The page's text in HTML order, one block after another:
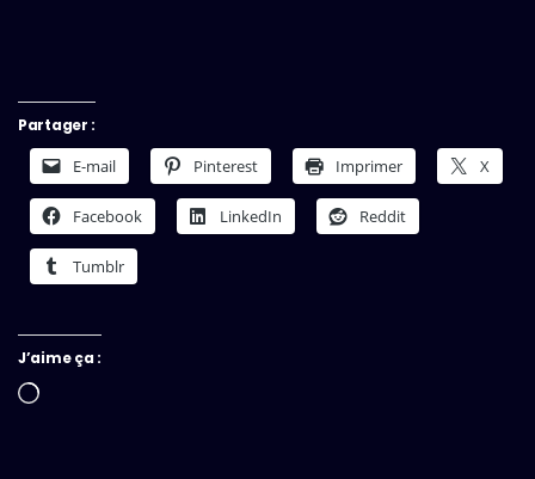
Partager :
E-mail Pinterest Imprimer X
Facebook LinkedIn Reddit
Tumblr
J’aime ça :
Chargement…